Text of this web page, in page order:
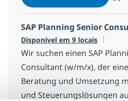
SAP Planning Senior
Disponível em 9 locais
Wir suchen einen SAP
Consultant (w/m/x), der
Beratung und Umsetzung
und Steuerungslösungen